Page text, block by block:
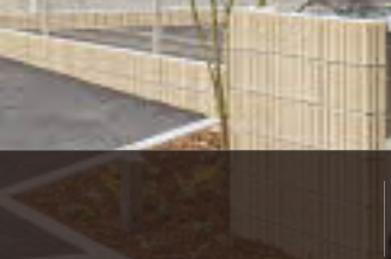
シャーメゾンライフ CLUB
らくらくパートナー
シャーメゾンライフ GUARD